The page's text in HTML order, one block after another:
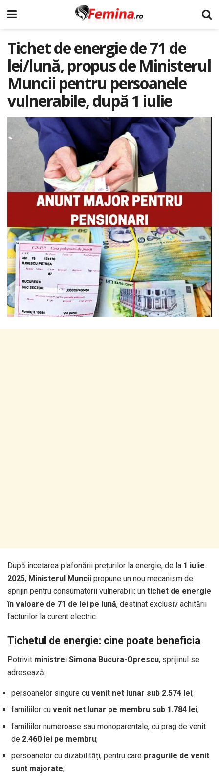
Tichet de energie de 71 de
lei/lună, propus de Ministerul
Muncii pentru persoanele
vulnerabile, după 1 iulie
După încetarea plafonării prețurilor la energie, de la 1 iulie
2025, Ministerul Muncii propune un nou mecanism de
sprijin pentru consumatorii vulnerabili: un tichet de energie
în valoare de 71 de lei pe lună, destinat exclusiv achitării
facturilor la curent electric.
Tichetul de energie: cine poate beneficia
Potrivit ministrei Simona Bucura-Oprescu, sprijinul se
adresează:
persoanelor singure cu venit net lunar sub 2.574 lei;
familiilor cu venit net lunar pe membru sub 1.784 lei;
familiilor numeroase sau monoparentale, cu prag de venit
de 2.460 lei pe membru;
persoanelor cu dizabilități, pentru care pragurile de venit
sunt majorate;